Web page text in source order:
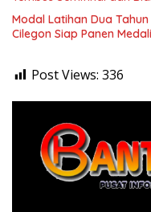
Modal Latihan Dua
Cilegon Siap Panen
Post Views: 336